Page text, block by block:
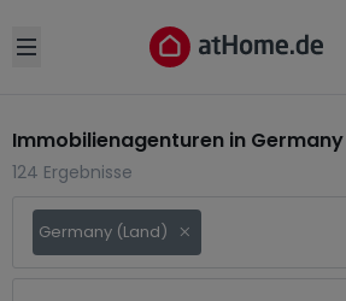
Open sidebar
Immobilienagenturen in Germany
124 Ergebnisse
Germany (Land)